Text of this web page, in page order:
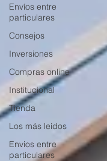
Envíos entre
particulares
Consejos
Inversiones
Compras online
Institucional
Tienda
Los más leidos
Envios entre
particulares